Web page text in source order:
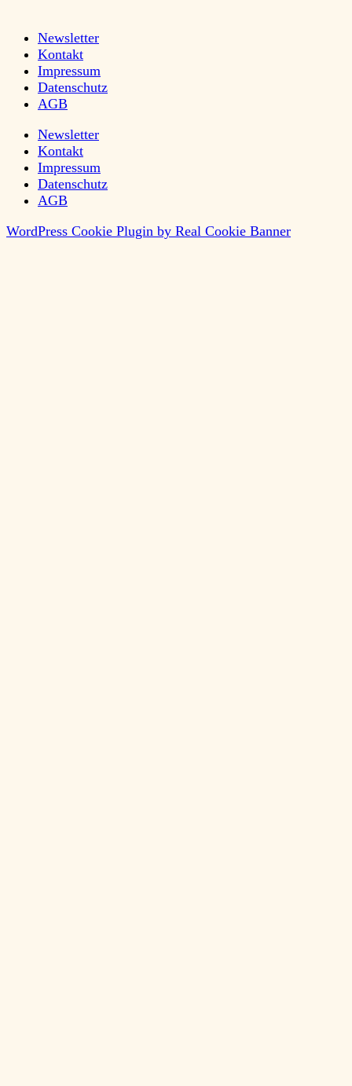
Newsletter
Kontakt
Impressum
Datenschutz
AGB
Newsletter
Kontakt
Impressum
Datenschutz
AGB
WordPress Cookie Plugin by Real Cookie Banner